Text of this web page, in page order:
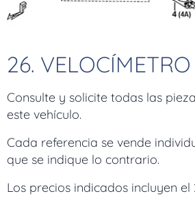
26. VELOCÍMETRO
Consulte y solicite todas las
este vehículo.
Cada referencia se vende
que se indique lo contrario.
Los precios indicados incluyen el